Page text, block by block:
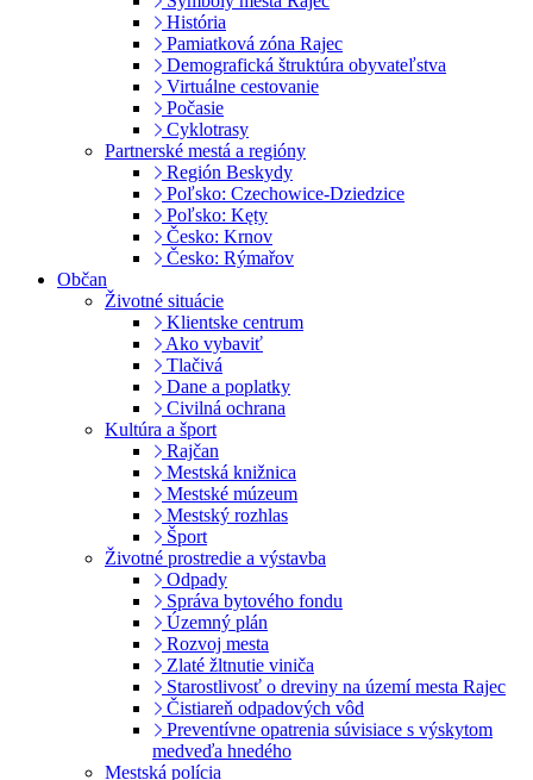
História
Pamiatková zóna Rajec
Demografická štruktúra obyvateľstva
Virtuálne cestovanie
Počasie
Cyklotrasy
Partnerské mestá a regióny
Región Beskydy
Poľsko: Czechowice-Dziedzice
Poľsko: Kęty
Česko: Krnov
Česko: Rýmařov
Občan
Životné situácie
Klientske centrum
Ako vybaviť
Tlačivá
Dane a poplatky
Civilná ochrana
Kultúra a šport
Rajčan
Mestská knižnica
Mestské múzeum
Mestský rozhlas
Šport
Životné prostredie a výstavba
Odpady
Správa bytového fondu
Územný plán
Rozvoj mesta
Zlaté žltnutie viniča
Starostlivosť o dreviny na území mesta Rajec
Čistiareň odpadových vôd
Preventívne opatrenia súvisiace s výskytom
medveďa hnedého
Mestská polícia